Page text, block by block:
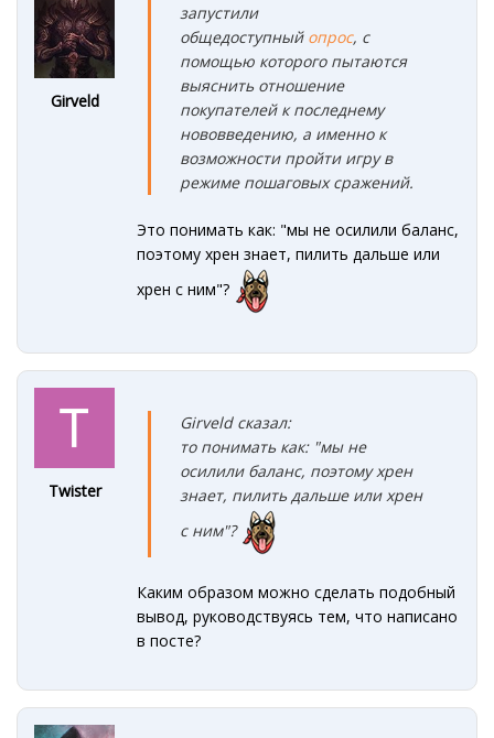
Girveld
запустили
общедоступный опрос, с
помощью которого пытаются
выяснить отношение
покупателей к последнему
нововведению, а именно к
возможности пройти игру в
режиме пошаговых сражений.
Это понимать как: "мы не осилили баланс,
поэтому хрен знает, пилить дальше или
хрен с ним"?
Twister
Girveld сказал:
то понимать как: "мы не
осилили баланс, поэтому хрен
знает, пилить дальше или хрен
с ним"?
Каким образом можно сделать подобный
вывод, руководствуясь тем, что написано
в посте?